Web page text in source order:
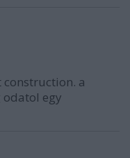
construction. a
odatol egy